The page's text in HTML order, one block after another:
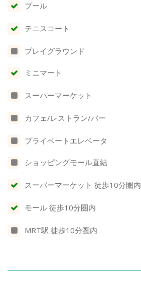
プール
テニスコート
プレイグラウンド
ミニマート
スーパーマーケット
カフェ/レストラン/バー
プライベートエレベータ
ショッピングモール直結
スーパーマーケット 徒歩10分圏内
モール 徒歩10分圏内
MRT駅 徒歩10分圏内